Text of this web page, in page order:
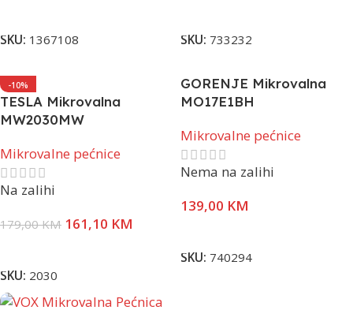
SKU: 1367108 SKU: 733232
-10%
TESLA Mikrovalna
MW2030MW
Mikrovalne pećnice
Na zalihi
179,00KM 161,10 KM
SKU: 2030
GORENJE Mikrovalna
MO17E1BH
Mikrovalne pećnice
Nema na zalihi
139,00 KM
SKU: 740294